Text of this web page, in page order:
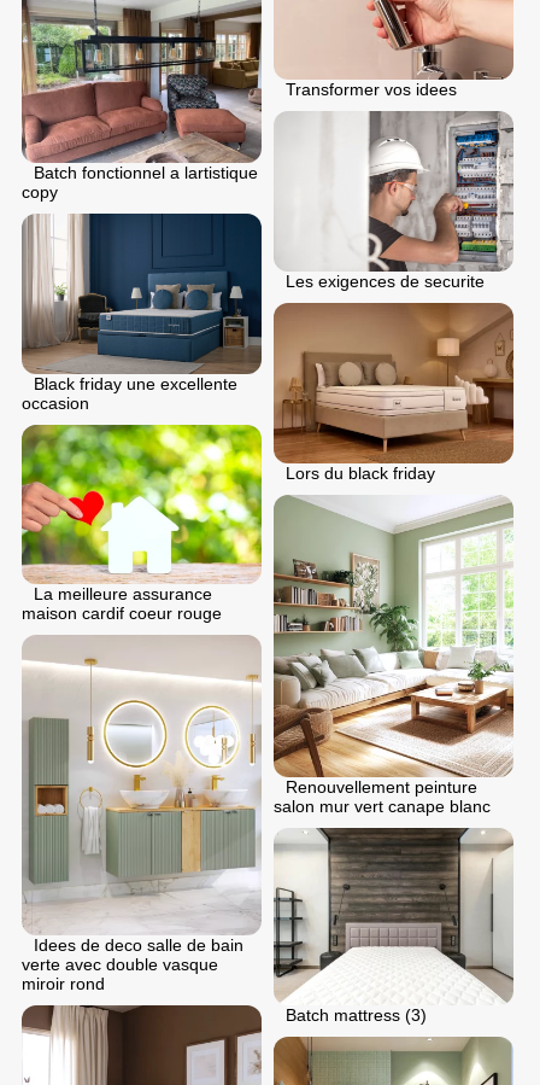
Transformer vos idees
Batch fonctionnel a lartistique
copy
Les exigences de securite
Black friday une excellente
occasion
Lors du black friday
La meilleure assurance
maison cardif coeur rouge
Renouvellement peinture
salon mur vert canape blanc
Idees de deco salle de bain
verte avec double vasque
miroir rond
Batch mattress (3)